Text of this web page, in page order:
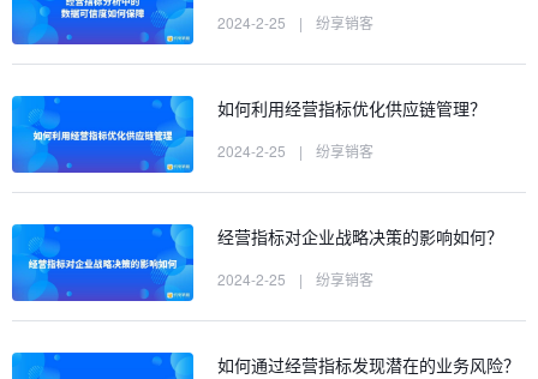
2024-2-25 | 纷享销客
如何利用经营指标优化供应链管理？
2024-2-25 | 纷享销客
经营指标对企业战略决策的影响如何？
2024-2-25 | 纷享销客
如何通过经营指标发现潜在的业务风险？